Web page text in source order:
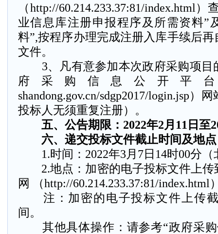
（http://60.214.233.37:81/index.html
业信息库注册申报程序及所需资料”
料”,按程序办理完成注册入库手续后
文件。
3、凡有意参加本次政府采购项目
府采购信息公开平台（
shandong.gov.cn/sdgp2017/login.jsp）
投标人无须重复注册）。
五、公告期限：2022年2月11日至
六、递交投标文件截止时间及地点
1.时间：2022年3月7日14时00分（
2.地点：加密的电子投标文件上传
网 （http://60.214.233.37:81/index.html
注：加密的电子投标文件上传截
间。
其他具体操作：请参考“政府采购